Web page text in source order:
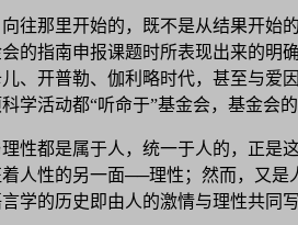
往那里开始的，既不是从结果开始
的指南申报课题时所表现出来的明
、开普勒、伽利略时代，甚至与爱
学活动都“听命于”基金会，基金会
性都是属于人，统一于人的，正是
人性的另一面──理性；然而，又
的历史即由人的激情与理性共同